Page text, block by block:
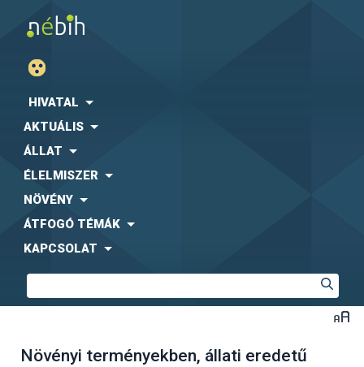
HIVATAL
AKTUÁLIS
ÁLLAT
ÉLELMISZER
NÖVÉNY
ÁTFOGÓ TÉMÁK
KAPCSOLAT
Növényi terményekben, állati eredetű